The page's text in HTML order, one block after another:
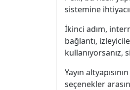
sistemine
İkinci adım,
bağlantı,
kullanıyorsanız,
Yayın
seçenekler